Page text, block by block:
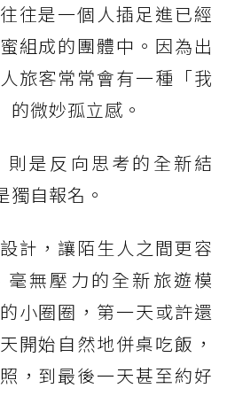
往是一個人插足進已經
組成的團體中。因為出
旅客常常會有一種「我
的微妙孤立感。
則是反向思考的全新結
獨自報名。
計，讓陌生人之間更容
無壓力的全新旅遊模
小圈圈，第一天或許還
開始自然地併桌吃飯，
，到最後一天甚至約好